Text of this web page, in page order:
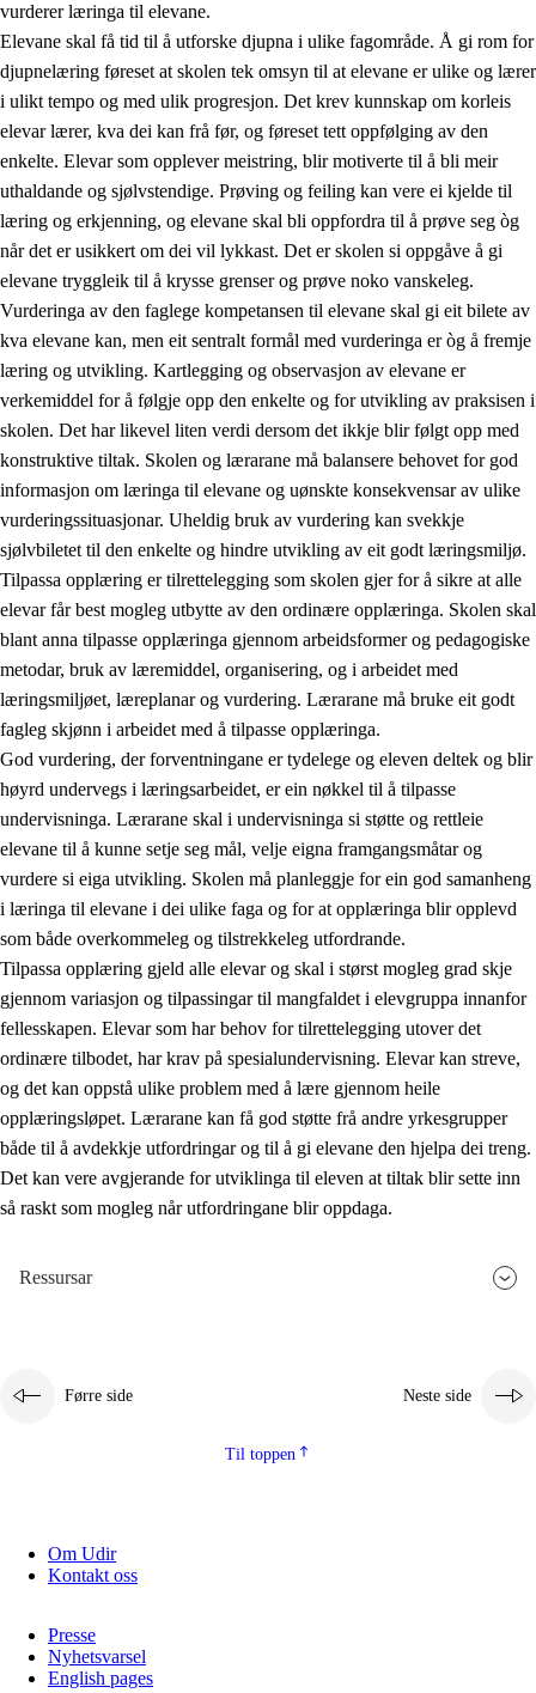
3.4 Opplæring i lærebedrift og arbeidsliv
3.5 Profesjonsfellesskap og skoleutvikling
vurderer læringa til elevane.
Elevane skal få tid til å utforske djupna i ulike fagområde. Å gi rom for
djupnelæring føreset at skolen tek omsyn til at elevane er ulike og lærer
i ulikt tempo og med ulik progresjon. Det krev kunnskap om korleis
elevar lærer, kva dei kan frå før, og føreset tett oppfølging av den
enkelte. Elevar som opplever meistring, blir motiverte til å bli meir
uthaldande og sjølvstendige. Prøving og feiling kan vere ei kjelde til
læring og erkjenning, og elevane skal bli oppfordra til å prøve seg òg
når det er usikkert om dei vil lykkast. Det er skolen si oppgåve å gi
elevane tryggleik til å krysse grenser og prøve noko vanskeleg.
Vurderinga av den faglege kompetansen til elevane skal gi eit bilete av
kva elevane kan, men eit sentralt formål med vurderinga er òg å fremje
læring og utvikling. Kartlegging og observasjon av elevane er
verkemiddel for å følgje opp den enkelte og for utvikling av praksisen i
skolen. Det har likevel liten verdi dersom det ikkje blir følgt opp med
konstruktive tiltak. Skolen og lærarane må balansere behovet for god
informasjon om læringa til elevane og uønskte konsekvensar av ulike
vurderingssituasjonar. Uheldig bruk av vurdering kan svekkje
sjølvbiletet til den enkelte og hindre utvikling av eit godt læringsmiljø.
Tilpassa opplæring er tilrettelegging som skolen gjer for å sikre at alle
elevar får best mogleg utbytte av den ordinære opplæringa. Skolen skal
blant anna tilpasse opplæringa gjennom arbeidsformer og pedagogiske
metodar, bruk av læremiddel, organisering, og i arbeidet med
læringsmiljøet, læreplanar og vurdering. Lærarane må bruke eit godt
fagleg skjønn i arbeidet med å tilpasse opplæringa.
God vurdering, der forventningane er tydelege og eleven deltek og blir
høyrd undervegs i læringsarbeidet, er ein nøkkel til å tilpasse
undervisninga. Lærarane skal i undervisninga si støtte og rettleie
elevane til å kunne setje seg mål, velje eigna framgangsmåtar og
vurdere si eiga utvikling. Skolen må planleggje for ein god samanheng
i læringa til elevane i dei ulike faga og for at opplæringa blir opplevd
som både overkommeleg og tilstrekkeleg utfordrande.
Tilpassa opplæring gjeld alle elevar og skal i størst mogleg grad skje
gjennom variasjon og tilpassingar til mangfaldet i elevgruppa innanfor
fellesskapen. Elevar som har behov for tilrettelegging utover det
ordinære tilbodet, har krav på spesialundervisning. Elevar kan streve,
og det kan oppstå ulike problem med å lære gjennom heile
opplæringsløpet. Lærarane kan få god støtte frå andre yrkesgrupper
både til å avdekkje utfordringar og til å gi elevane den hjelpa dei treng.
Det kan vere avgjerande for utviklinga til eleven at tiltak blir sette inn
så raskt som mogleg når utfordringane blir oppdaga.
Ressursar
Førre side Neste side
Til toppen
Om Udir
Kontakt oss
Presse
Nyhetsvarsel
English pages